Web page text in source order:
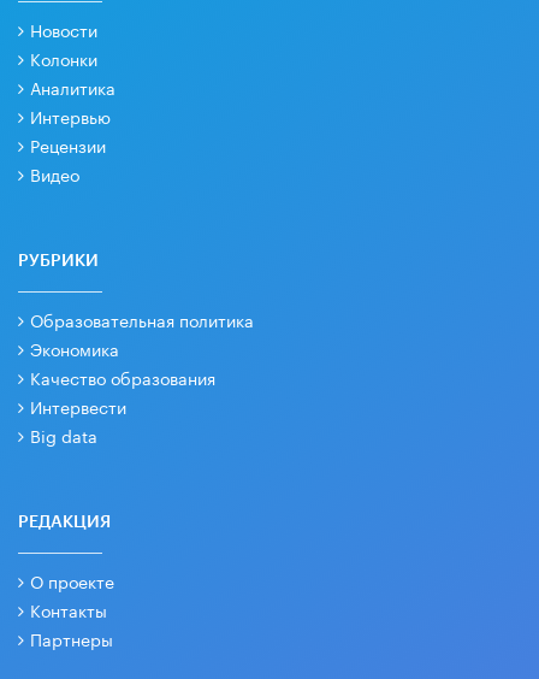
Новости
Колонки
Аналитика
Интервью
Рецензии
Видео
РУБРИКИ
Образовательная политика
Экономика
Качество образования
Интервести
Big data
РЕДАКЦИЯ
О проекте
Контакты
Партнеры